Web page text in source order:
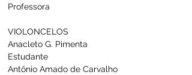
Professora
VIOLONCELOS
Anacleto G. Pimenta
Estudante
Antônio Amado de Carvalho